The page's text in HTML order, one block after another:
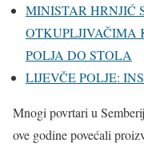
MINISTAR HRNJIĆ
OTKUPLJIVAČIMA
POLJA DO STOLA
LIJEVČE POLJE:
Mnogi povrtari u
ove godine povećali